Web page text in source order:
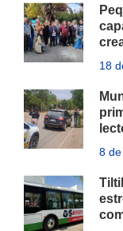
18
8